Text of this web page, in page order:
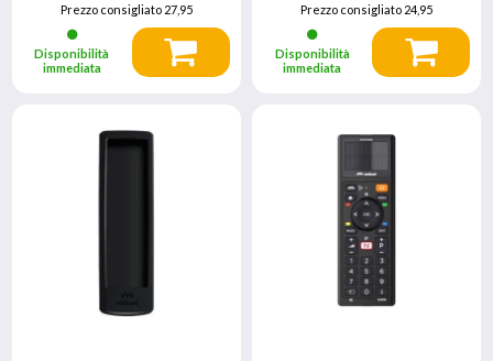
Prezzo consigliato27,95
Disponibilità
immediata
Prezzo consigliato 24,95
Disponibilità
immediata